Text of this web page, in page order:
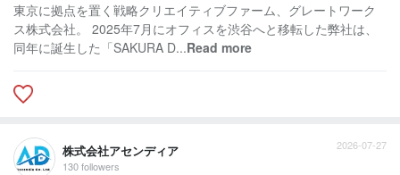
東京に拠点を置く戦略クリエイティブファーム、グレートワーク
ス株式会社。 2025年7月にオフィスを渋谷へと移転した弊社は、
同年に誕生した「SAKURA D...Read more
株式会社アセンディア
130 followers
2026-07-27